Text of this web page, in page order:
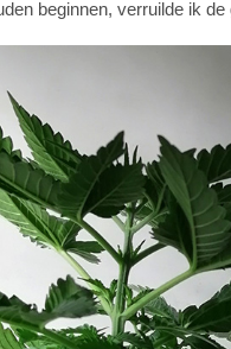
beginnen, verruilde ik